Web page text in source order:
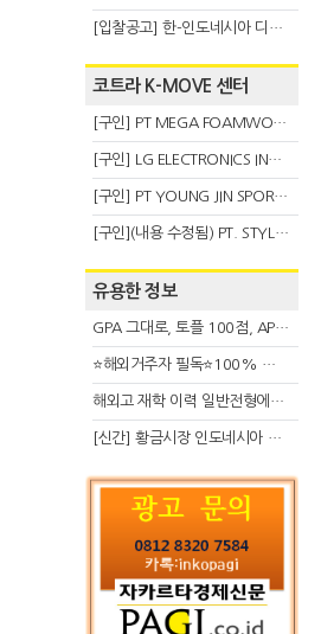
[입찰공고] 한-인도네시아 디지털융복합 탈 전시회
코트라 K-MOVE 센터
[구인] PT MEGA FOAMWORKS INDONESIA
[구인] LG ELECTRONICS INDONESIA
[구인] PT YOUNG JIN SPORT INDONESIA
[구인](내용 수정됨) PT. STYLE KOREAN INDONESIA (스타일 코리안 인도네시아)
유용한 정보
GPA 그대로, 토플 100점, AP 막막 — 원인은 하나입니다
⭐해외거주자 필독⭐100% 온라인 마지막 한국어교원 2급 추가모집 (~8/2)
해외고 재학 이력 일반전형에서 분명한 입시 강점 살리는 전략
[신간] 황금시장 인도네시아 슈퍼리치의 성공 수업